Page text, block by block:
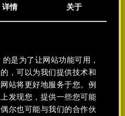
详情 关于
是为了让网站功能可用，
，可以为我们提供技术和
站将更好地服务于您。例
发现您，提供一些您可能
尔也可能与我们的合作伙